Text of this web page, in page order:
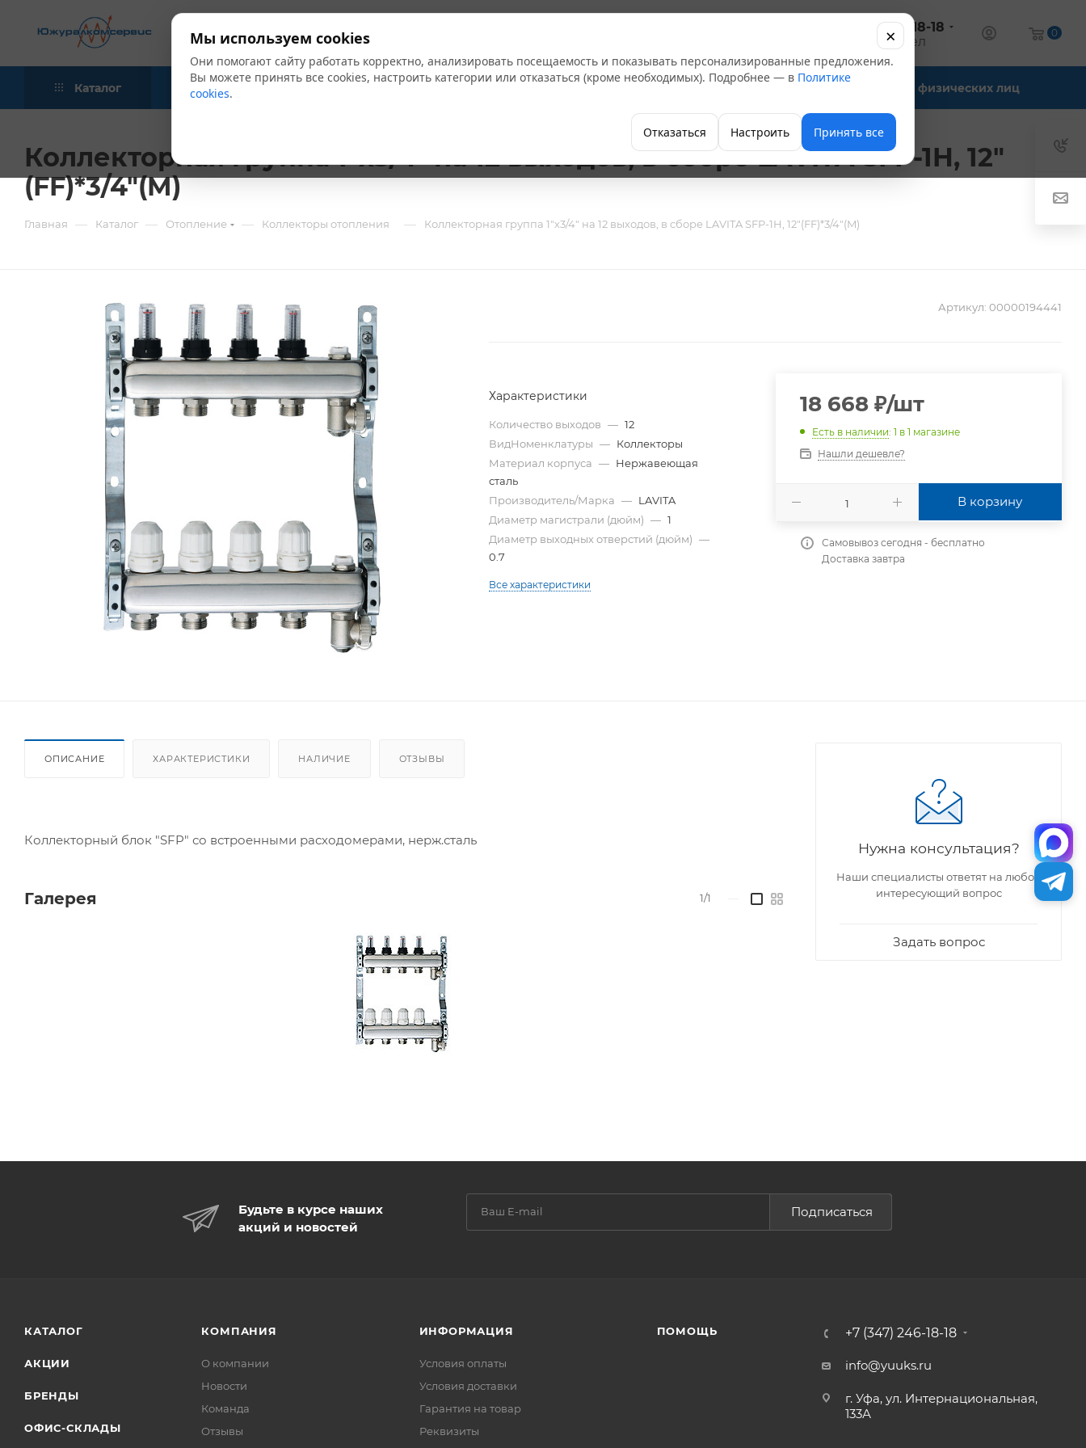
+7 (347) 246-18-18
оптовый отдел
0
Каталог Акции Бренды Компания Офис-склады Для физических лиц
Коллекторная группа 1"х3/4" на 12 выходов, в сборе LAVITA SFP-1H, 12"
(FF)*3/4"(M)
Главная — Каталог — Отопление — Коллекторы отопления — Коллекторная группа 1"х3/4" на 12 выходов, в сборе LAVITA SFP-1H, 12"(FF)*3/4"(M)
Артикул: 00000194441
Характеристики
Количество выходов — 12
ВидНоменклатуры — Коллекторы
Материал корпуса — Нержавеющая
сталь
Производитель/Марка — LAVITA
Диаметр магистрали (дюйм) — 1
Диаметр выходных отверстий (дюйм) —
0.7
Все характеристики
18 668₽/шт
Есть в наличии: 1 в 1 магазине
Нашли дешевле?
В корзину
Самовывоз сегодня - бесплатно
Доставка завтра
ОПИСАНИЕ ХАРАКТЕРИСТИКИ НАЛИЧИЕ ОТЗЫВЫ
Коллекторный блок "SFP" со встроенными расходомерами, нерж.сталь
Галерея 1/1
Нужна консультация?
Наши специалисты ответят на любой
интересующий вопрос
Задать вопрос
Будьте в курсе наших
акций и новостей
Подписаться
КАТАЛОГ
АКЦИИ
БРЕНДЫ
ОФИС-СКЛАДЫ
КОМПАНИЯ
О компании
Новости
Команда
Отзывы
ИНФОРМАЦИЯ
Условия оплаты
Условия доставки
Гарантия на товар
Реквизиты
ПОМОЩЬ +7 (347) 246-18-18
info@yuuks.ru
г. Уфа, ул. Интернациональная,
133А
Мы используем cookies
Они помогают сайту работать корректно, анализировать посещаемость и показывать персонализированные предложения.
Вы можете принять все cookies, настроить категории или отказаться (кроме необходимых). Подробнее — в Политике
cookies.
Отказаться Настроить Принять все
×